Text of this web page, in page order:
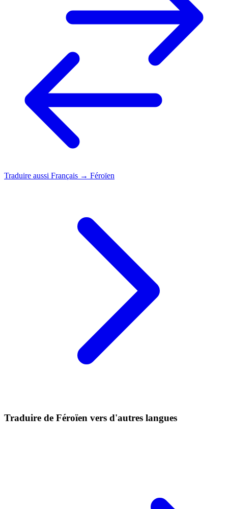
Traduire aussi Français → Féroïen
Traduire de Féroïen vers d'autres langues